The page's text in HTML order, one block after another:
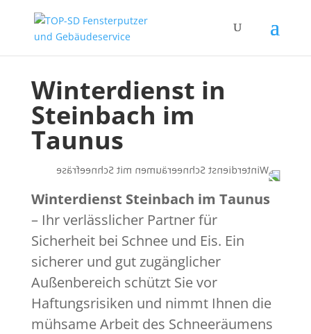
Winterdienst in
Steinbach im
Taunus
Winterdienst Steinbach im Taunus
– Ihr verlässlicher Partner für
Sicherheit bei Schnee und Eis. Ein
sicherer und gut zugänglicher
Außenbereich schützt Sie vor
Haftungsrisiken und nimmt Ihnen die
mühsame Arbeit des Schneeräumens